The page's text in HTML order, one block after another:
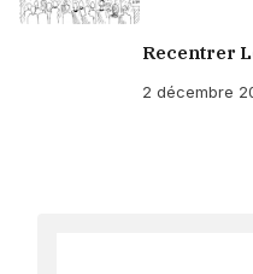
Recentrer
2 décembre